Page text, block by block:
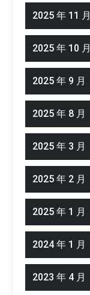
2025 年 11 月
2025 年 10 月
2025 年 9 月
2025 年 8 月
2025 年 3 月
2025 年 2 月
2025 年 1 月
2024 年 1 月
2023 年 4 月